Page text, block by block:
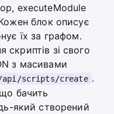
executeModule
блок описує
їх за графом.
зі свого
з масивами
api/scripts/create .
бачить
який створений